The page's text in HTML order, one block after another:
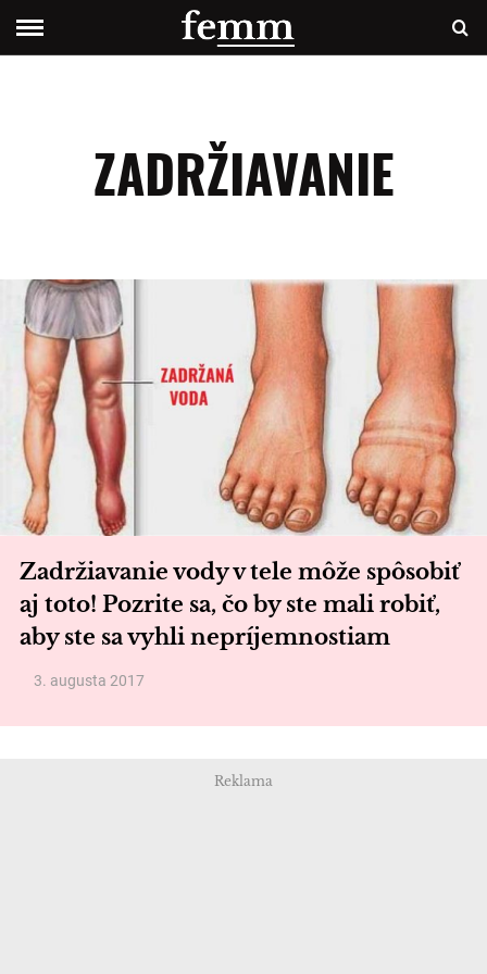
ZADRŽIAVANIE
Zadržiavanie vody v tele môže spôsobiť
aj toto! Pozrite sa, čo by ste mali robiť,
aby ste sa vyhli nepríjemnostiam
3. augusta 2017
Reklama